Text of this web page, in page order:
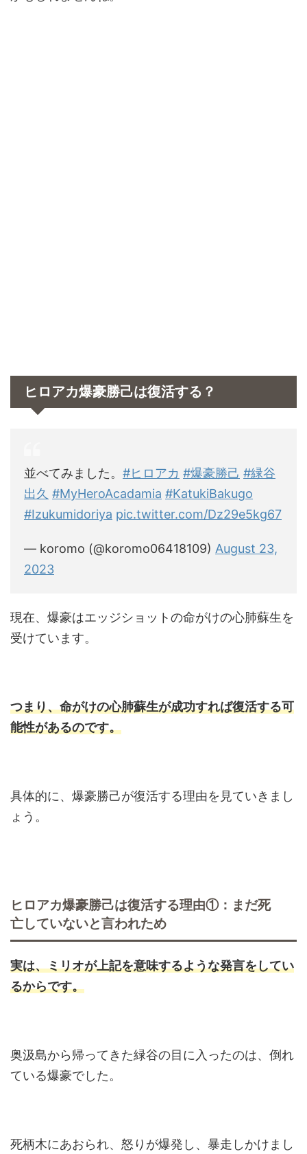
ヒロアカ爆豪勝己は復活する？
並べてみました。 #ヒロアカ #爆豪勝己 #緑谷
出久 #MyHeroAcadamia #KatukiBakugo
#Izukumidoriya pic.twitter.com/Dz29e5kg67
— koromo (@koromo06418109) August 23,
2023
現在、爆豪はエッジショットの命がけの心肺蘇生を
受けています。
つまり、命がけの心肺蘇生が成功すれば復活する可
能性があるのです。
具体的に、爆豪勝己が復活する理由を見ていきまし
ょう。
ヒロアカ爆豪勝己は復活する理由①：まだ死
亡していないと言われため
実は、ミリオが上記を意味するような発言をしてい
るからです。
奥汲島から帰ってきた緑谷の目に入ったのは、倒れ
ている爆豪でした。
死柄木にあおられ、怒りが爆発し、暴走しかけまし